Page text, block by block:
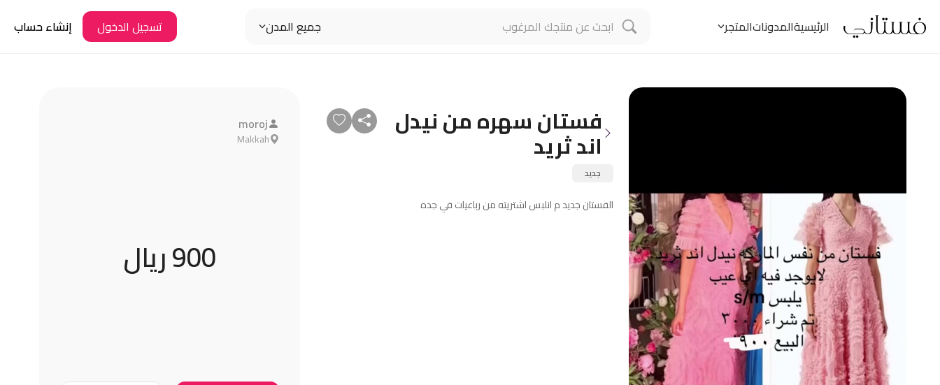
الرئيسيةالمدوناتالمتجر جميع المدن تسجيل الدخول إنشاء حساب
فستان سهره من نيدل
اند ثريد
جديد
الفستان جديد م انلبس اشتريته من رباعيات في جده
moroj
Makkah
900 ريال